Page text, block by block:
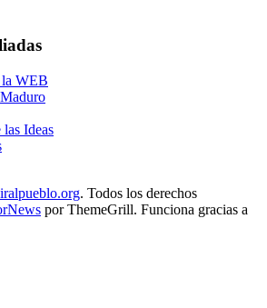
la WEB
Ideas
. Todos los derechos
por ThemeGrill. Funciona gracias a